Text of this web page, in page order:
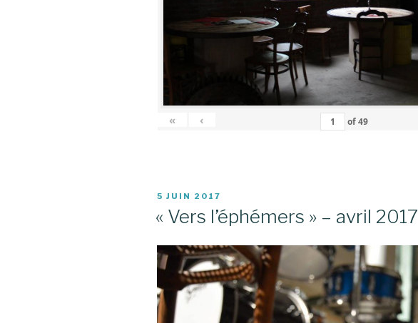
« ‹ of49
PUBLIÉ
5 JUIN 2017
« Vers l’éphémers » – avril 2017